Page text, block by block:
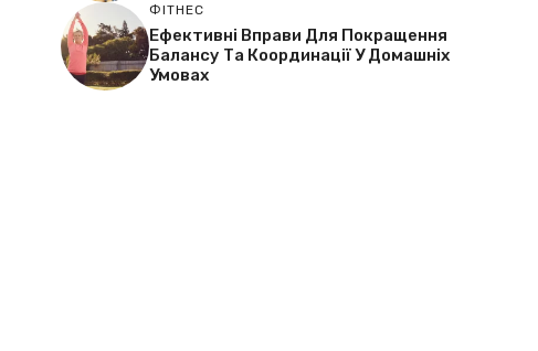
ФІТНЕС
Ефективні Вправи Для Покращення
Балансу Та Координації У Домашніх
Умовах